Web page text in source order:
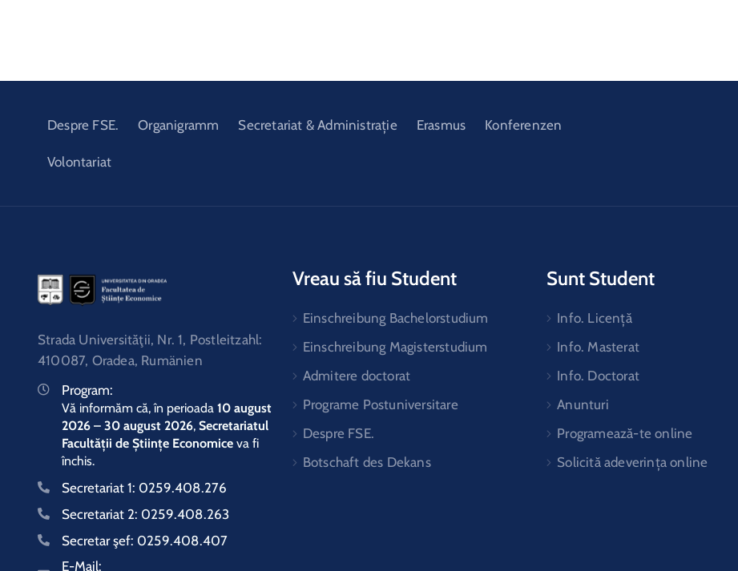
Despre FSE. Organigramm Secretariat & Administrație Erasmus Konferenzen
Volontariat
Strada Universităţii, Nr. 1, Postleitzahl:
410087, Oradea, Rumänien
Program:
Vă informăm că, în perioada 10 august
2026 – 30 august 2026, Secretariatul
Facultății de Științe Economice va fi
închis.
Secretariat 1: 0259.408.276
Secretariat 2: 0259.408.263
Secretar şef: 0259.408.407
E-Mail:
Vreau să fiu Student
Einschreibung Bachelorstudium
Einschreibung Magisterstudium
Admitere doctorat
Programe Postuniversitare
Despre FSE.
Botschaft des Dekans
Sunt Student
Info. Licență
Info. Masterat
Info. Doctorat
Anunturi
Programează-te online
Solicită adeverința online